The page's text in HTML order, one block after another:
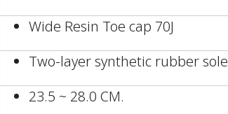
Wide Resin Toe cap 70J
Two-layer synthetic rubber sole
23.5 ~ 28.0 CM.